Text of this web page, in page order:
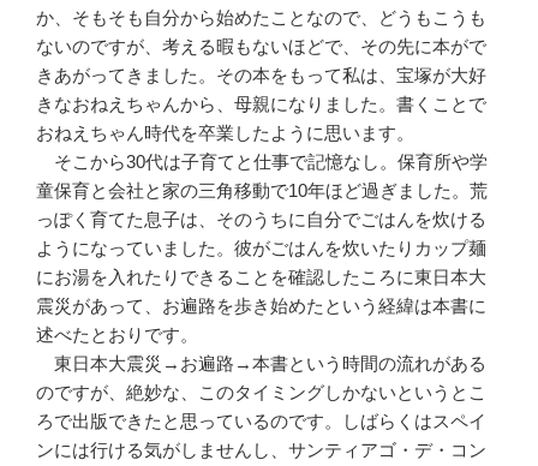
か、そもそも自分から始めたことなので、どうもこうも
ないのですが、考える暇もないほどで、その先に本がで
きあがってきました。その本をもって私は、宝塚が大好
きなおねえちゃんから、母親になりました。書くことで
おねえちゃん時代を卒業したように思います。
そこから30代は子育てと仕事で記憶なし。保育所や学
童保育と会社と家の三角移動で10年ほど過ぎました。荒
っぽく育てた息子は、そのうちに自分でごはんを炊ける
ようになっていました。彼がごはんを炊いたりカップ麺
にお湯を入れたりできることを確認したころに東日本大
震災があって、お遍路を歩き始めたという経緯は本書に
述べたとおりです。
東日本大震災→お遍路→本書という時間の流れがある
のですが、絶妙な、このタイミングしかないというとこ
ろで出版できたと思っているのです。しばらくはスペイ
ンには行ける気がしませんし、サンティアゴ・デ・コン